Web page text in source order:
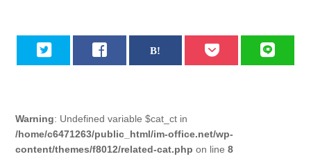
Warning: Undefined variable $cat_ct in
/home/c6471263/public_html/im-office.net/wp-
content/themes/f8012/related-cat.php on line8